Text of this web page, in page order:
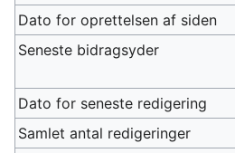
Dato for oprettelsen af siden
Seneste bidragsyder
Dato for seneste redigering
Samlet antal redigeringer